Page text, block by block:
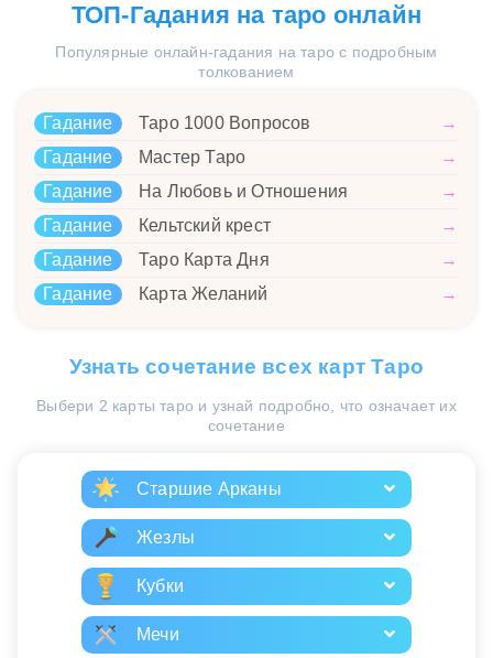
ТОП-Гадания на таро онлайн
Популярные онлайн-гадания на таро с подробным
толкованием
Гадание Таро 1000 Вопросов
→
Гадание
Мастер Таро
→
Гадание
На Любовь и Отношения
→
Гадание
Кельтский крест
→
Гадание
Таро Карта Дня
→
Гадание
Карта Желаний →
Узнать сочетание всех карт Таро
Выбери 2 карты таро и узнай подробно, что означает их
сочетание
Старшие Арканы
Жезлы
Кубки
Мечи